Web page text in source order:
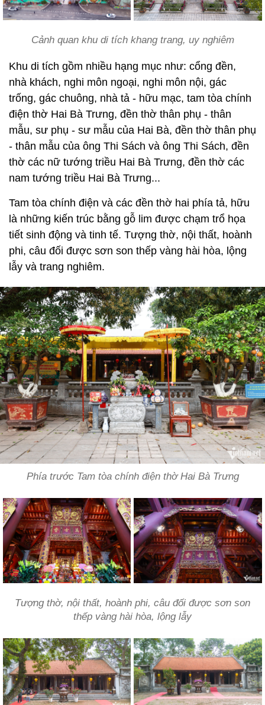
Cảnh quan khu di tích khang trang, uy nghiêm
Khu di tích gồm nhiều hạng mục như: cổng đền,
nhà khách, nghi môn ngoại, nghi môn nội, gác
trống, gác chuông, nhà tả - hữu mạc, tam tòa chính
điện thờ Hai Bà Trưng, đền thờ thân phụ - thân
mẫu, sư phụ - sư mẫu của Hai Bà, đền thờ thân phụ
- thân mẫu của ông Thi Sách và ông Thi Sách, đền
thờ các nữ tướng triều Hai Bà Trưng, đền thờ các
nam tướng triều Hai Bà Trưng...
Tam tòa chính điện và các đền thờ hai phía tả, hữu
là những kiến trúc bằng gỗ lim được chạm trổ họa
tiết sinh động và tinh tế. Tượng thờ, nội thất, hoành
phi, câu đối được sơn son thếp vàng hài hòa, lộng
lẫy và trang nghiêm.
Phía trước Tam tòa chính điện thờ Hai Bà Trưng
Tượng thờ, nội thất, hoành phi, câu đối được sơn son
thếp vàng hài hòa, lộng lẫy